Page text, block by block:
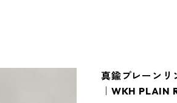
真鍮プレーンリ
｜WKH